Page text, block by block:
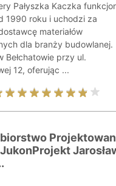
Pałyszka Kaczka
1990 roku i uchodzi za
materiałów
dla branży budowlanej.
Bełchatowie przy ul.
12, oferując ...